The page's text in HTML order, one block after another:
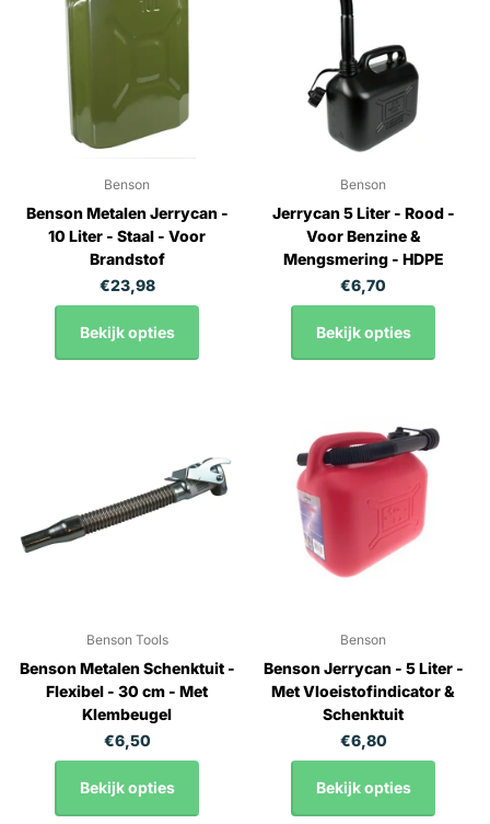
Benson
Benson Metalen Jerrycan -
10 Liter - Staal - Voor
Brandstof
€23,98
Bekijk opties
Benson
Jerrycan 5 Liter - Rood -
Voor Benzine &
Mengsmering - HDPE
€6,70
Bekijk opties
Benson Tools
Benson Metalen Schenktuit -
Flexibel - 30 cm - Met
Klembeugel
€6,50
Bekijk opties
Benson
Benson Jerrycan - 5 Liter -
Met Vloeistofindicator &
Schenktuit
€6,80
Bekijk opties